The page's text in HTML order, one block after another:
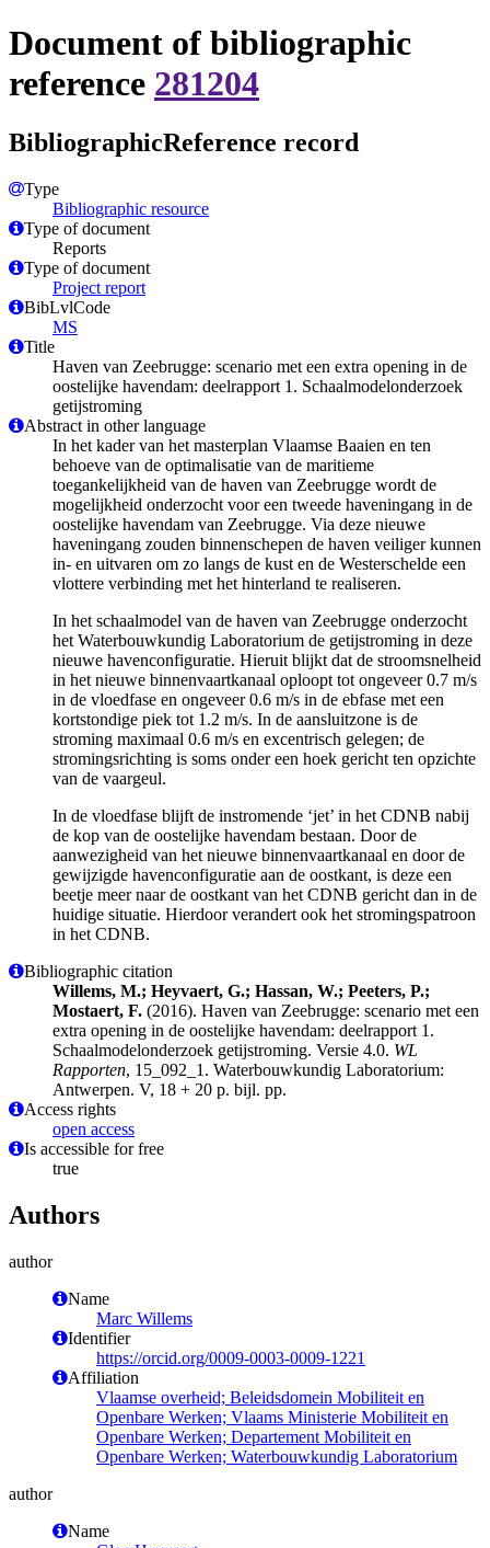
Document of bibliographic
reference 281204
BibliographicReference record
Type
Bibliographic resource
Type of document
Reports
Type of document
Project report
BibLvlCode
MS
Title
Haven van Zeebrugge: scenario met een extra opening in de
oostelijke havendam: deelrapport 1. Schaalmodelonderzoek
getijstroming
Abstract in other language
In het kader van het masterplan Vlaamse Baaien en ten
behoeve van de optimalisatie van de maritieme
toegankelijkheid van de haven van Zeebrugge wordt de
mogelijkheid onderzocht voor een tweede haveningang in de
oostelijke havendam van Zeebrugge. Via deze nieuwe
haveningang zouden binnenschepen de haven veiliger kunnen
in- en uitvaren om zo langs de kust en de Westerschelde een
vlottere verbinding met het hinterland te realiseren.
In het schaalmodel van de haven van Zeebrugge onderzocht
het Waterbouwkundig Laboratorium de getijstroming in deze
nieuwe havenconfiguratie. Hieruit blijkt dat de stroomsnelheid
in het nieuwe binnenvaartkanaal oploopt tot ongeveer 0.7 m/s
in de vloedfase en ongeveer 0.6 m/s in de ebfase met een
kortstondige piek tot 1.2 m/s. In de aansluitzone is de
stroming maximaal 0.6 m/s en excentrisch gelegen; de
stromingsrichting is soms onder een hoek gericht ten opzichte
van de vaargeul.
In de vloedfase blijft de instromende ‘jet’ in het CDNB nabij
de kop van de oostelijke havendam bestaan. Door de
aanwezigheid van het nieuwe binnenvaartkanaal en door de
gewijzigde havenconfiguratie aan de oostkant, is deze een
beetje meer naar de oostkant van het CDNB gericht dan in de
huidige situatie. Hierdoor verandert ook het stromingspatroon
in het CDNB.
Bibliographic citation
Willems, M.; Heyvaert, G.; Hassan, W.; Peeters, P.;
Mostaert, F. (2016). Haven van Zeebrugge: scenario met een
extra opening in de oostelijke havendam: deelrapport 1.
Schaalmodelonderzoek getijstroming. Versie 4.0. WL
Rapporten, 15_092_1. Waterbouwkundig Laboratorium:
Antwerpen. V, 18 + 20 p. bijl. pp.
Access rights
open access
Is accessible for free
true
Authors
author
Name
Marc Willems
Identifier
https://orcid.org/0009-0003-0009-1221
Affiliation
Vlaamse overheid; Beleidsdomein Mobiliteit en
Openbare Werken; Vlaams Ministerie Mobiliteit en
Openbare Werken; Departement Mobiliteit en
Openbare Werken; Waterbouwkundig Laboratorium
author
Name